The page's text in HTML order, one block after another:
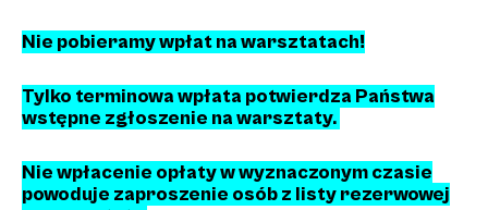
Nie pobieramy wpłat na warsztatach!
Tylko terminowa wpłata potwierdza Państwa
wstępne zgłoszenie na warsztaty.
Nie wpłacenie opłaty w wyznaczonym czasie
powoduje zaproszenie osób z listy rezerwowej